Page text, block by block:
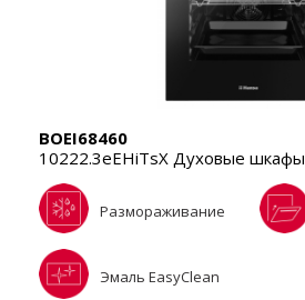
BOEI68460
10222.3eEHiTsX Духовые шкафы
Размораживание
Эмаль EasyClean